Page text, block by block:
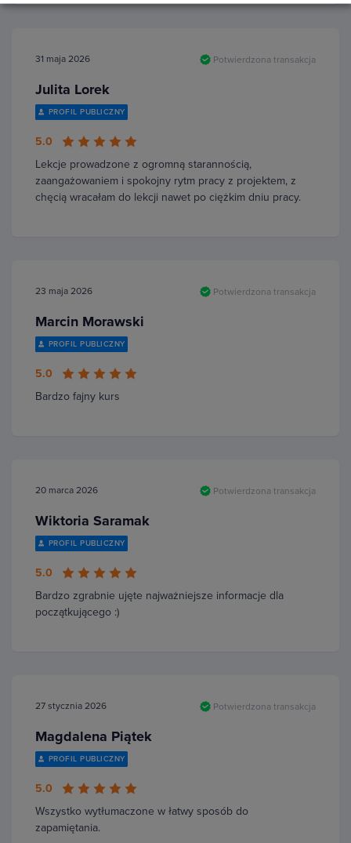
31 maja 2026 Potwierdzona transakcja
Julita Lorek
PROFIL PUBLICZNY
5.0
Lekcje prowadzone z ogromną starannością,
zaangażowaniem i spokojny rytm pracy z projektem, z
chęcią wracałam do lekcji nawet po ciężkim dniu pracy.
23 maja 2026 Potwierdzona transakcja
Marcin Morawski
PROFIL PUBLICZNY
5.0
Bardzo fajny kurs
20 marca 2026 Potwierdzona transakcja
Wiktoria Saramak
PROFIL PUBLICZNY
5.0
Bardzo zgrabnie ujęte najważniejsze informacje dla
początkującego :)
27 stycznia 2026 Potwierdzona transakcja
Magdalena Piątek
PROFIL PUBLICZNY
5.0
Wszystko wytłumaczone w łatwy sposób do
zapamiętania.